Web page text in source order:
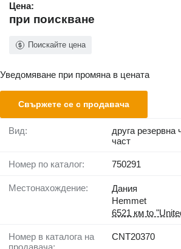
Цена:
при поискване
Поискайте цена
Уведомяване при промяна в цената
Свържете се с продавача
Вид:
друга резервна
част
Номер по каталог: 750291
Местонахождение:
Дания
Hemmet
6521 км to
Номер в каталога на
CNT20370